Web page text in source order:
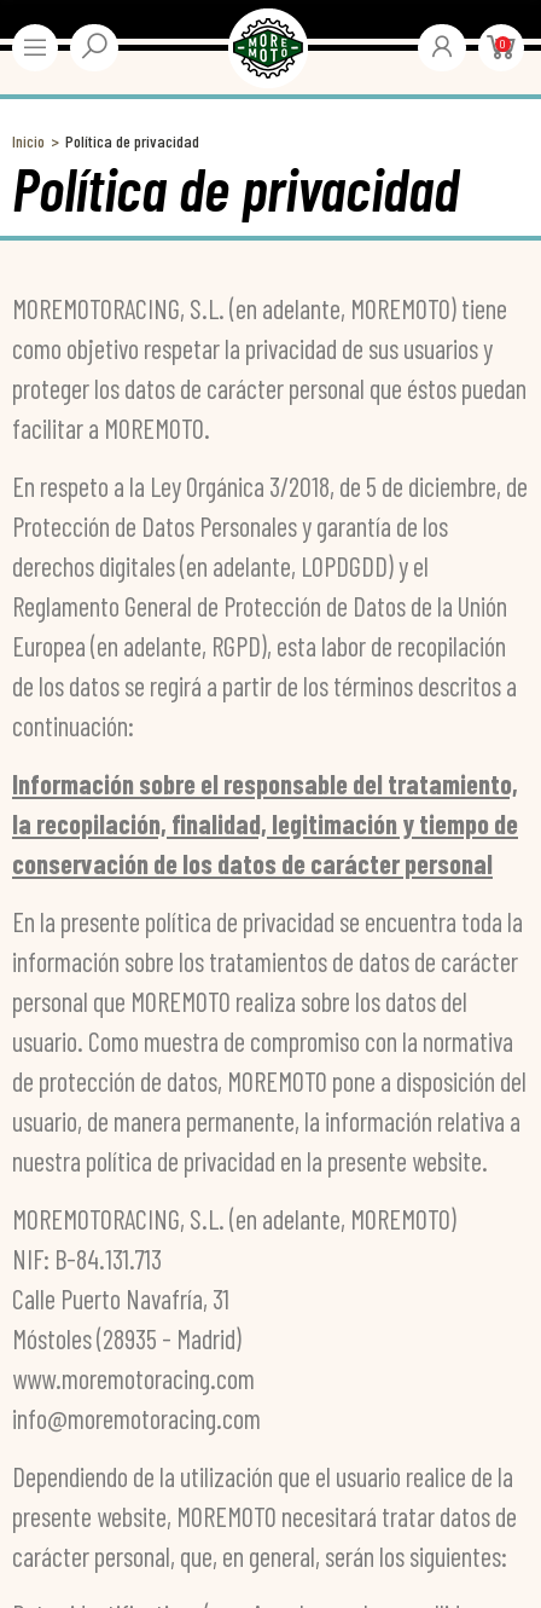
0
Inicio Política de privacidad
Política de privacidad
MOREMOTORACING, S.L. (en adelante, MOREMOTO) tiene
como objetivo respetar la privacidad de sus usuarios y
proteger los datos de carácter personal que éstos puedan
facilitar a MOREMOTO.
En respeto a la Ley Orgánica 3/2018, de 5 de diciembre, de
Protección de Datos Personales y garantía de los
derechos digitales (en adelante, LOPDGDD) y el
Reglamento General de Protección de Datos de la Unión
Europea (en adelante, RGPD), esta labor de recopilación
de los datos se regirá a partir de los términos descritos a
continuación:
Información sobre el responsable del tratamiento,
la recopilación, finalidad, legitimación y tiempo de
conservación de los datos de carácter personal
En la presente política de privacidad se encuentra toda la
información sobre los tratamientos de datos de carácter
personal que MOREMOTO realiza sobre los datos del
usuario. Como muestra de compromiso con la normativa
de protección de datos, MOREMOTO pone a disposición del
usuario, de manera permanente, la información relativa a
nuestra política de privacidad en la presente website.
MOREMOTORACING, S.L. (en adelante, MOREMOTO)
NIF: B-84.131.713
Calle Puerto Navafría, 31
Móstoles (28935 - Madrid)
www.moremotoracing.com
info@moremotoracing.com
Dependiendo de la utilización que el usuario realice de la
presente website, MOREMOTO necesitará tratar datos de
carácter personal, que, en general, serán los siguientes: